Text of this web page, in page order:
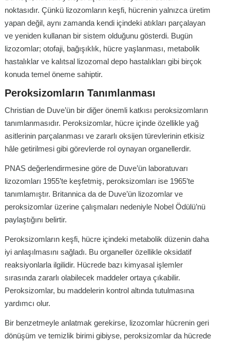
noktasıdır. Çünkü lizozomların keşfi, hücrenin yalnızca üretim
yapan değil, aynı zamanda kendi içindeki atıkları parçalayan
ve yeniden kullanan bir sistem olduğunu gösterdi. Bugün
lizozomlar; otofaji, bağışıklık, hücre yaşlanması, metabolik
hastalıklar ve kalıtsal lizozomal depo hastalıkları gibi birçok
konuda temel öneme sahiptir.
Peroksizomların Tanımlanması
Christian de Duve’ün bir diğer önemli katkısı peroksizomların
tanımlanmasıdır. Peroksizomlar, hücre içinde özellikle yağ
asitlerinin parçalanması ve zararlı oksijen türevlerinin etkisiz
hâle getirilmesi gibi görevlerde rol oynayan organellerdir.
PNAS değerlendirmesine göre de Duve’ün laboratuvarı
lizozomları 1955’te keşfetmiş, peroksizomları ise 1965’te
tanımlamıştır. Britannica da de Duve’ün lizozomlar ve
peroksizomlar üzerine çalışmaları nedeniyle Nobel Ödülü’nü
paylaştığını belirtir.
Peroksizomların keşfi, hücre içindeki metabolik düzenin daha
iyi anlaşılmasını sağladı. Bu organeller özellikle oksidatif
reaksiyonlarla ilgilidir. Hücrede bazı kimyasal işlemler
sırasında zararlı olabilecek maddeler ortaya çıkabilir.
Peroksizomlar, bu maddelerin kontrol altında tutulmasına
yardımcı olur.
Bir benzetmeyle anlatmak gerekirse, lizozomlar hücrenin geri
dönüşüm ve temizlik birimi gibiyse, peroksizomlar da hücrede